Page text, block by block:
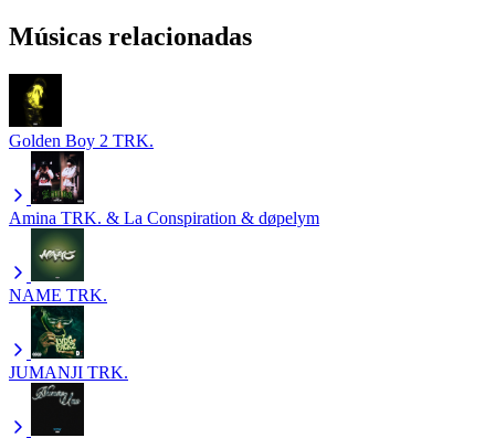
Músicas relacionadas
Golden Boy 2 TRK.
Amina TRK. & La Conspiration & døpelym
NAME TRK.
JUMANJI TRK.